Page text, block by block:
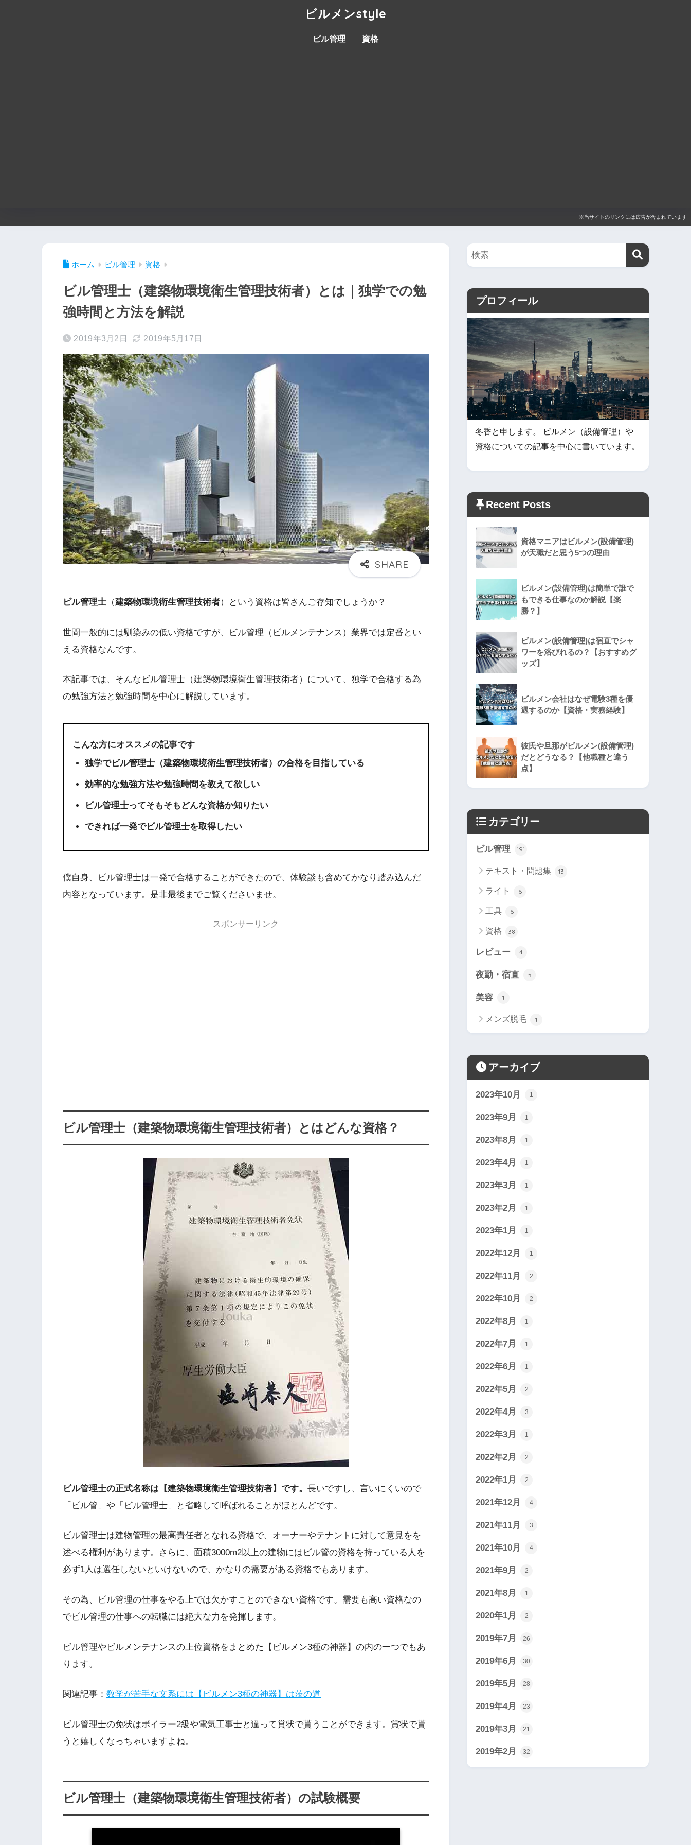
ビルメンstyle
ビル管理 資格
※当サイトのリンクには広告が含まれています
ホーム ビル管理 資格
ビル管理士（建築物環境衛生管理技術者）とは｜独学での勉
強時間と方法を解説
2019年3月2日 2019年5月17日
ビル管理士 （建築物環境衛生管理技術者）という資格は皆さんご存知でしょうか？
世間一般的には馴染みの低い資格ですが、ビル管理（ビルメンテナンス）業界では定番とい
える資格なんです。
本記事では、そんなビル管理士（建築物環境衛生管理技術者）について、独学で合格する為
の勉強方法と勉強時間を中心に解説しています。
こんな方にオススメの記事です
独学でビル管理士（建築物環境衛生管理技術者）の合格を目指している
効率的な勉強方法や勉強時間を教えて欲しい
ビル管理士ってそもそもどんな資格か知りたい
できれば一発でビル管理士を取得したい
僕自身、ビル管理士は一発で合格することができたので、体験談も含めてかなり踏み込んだ
内容となっています。是非最後までご覧くださいませ。
スポンサーリンク
ビル管理士（建築物環境衛生管理技術者）とはどんな資格？
ビル管理士の正式名称は【建築物環境衛生管理技術者】です。 長いですし、言いにくいので
「ビル管」や「ビル管理士」と省略して呼ばれることがほとんどです。
ビル管理士は建物管理の最高責任者となれる資格で、オーナーやテナントに対して意見をを
述べる権利があります。さらに、面積3000m2以上の建物にはビル管の資格を持っている人を
必ず1人は選任しないといけないので、かなりの需要がある資格でもあります。
その為、ビル管理の仕事をやる上では欠かすことのできない資格です。需要も高い資格なの
でビル管理の仕事への転職には絶大な力を発揮します。
ビル管理やビルメンテナンスの上位資格をまとめた【ビルメン3種の神器】の内の一つでもあ
ります。
関連記事： 数学が苦手な文系には【ビルメン3種の神器】は茨の道
ビル管理士の免状はボイラー2級や電気工事士と違って賞状で貰うことができます。賞状で貰
うと嬉しくなっちゃいますよね。
ビル管理士（建築物環境衛生管理技術者）の試験概要
プロフィール
冬香と申します。 ビルメン（設備管理）や
資格についての記事を中心に書いています。
Recent Posts
資格マニアはビルメン(設備管理)
が天職だと思う5つの理由
ビルメン(設備管理)は簡単で誰で
もできる仕事なのか解説【楽
勝？】
ビルメン(設備管理)は宿直でシャ
ワーを浴びれるの？【おすすめグ
ッズ】
ビルメン会社はなぜ電験3種を優
遇するのか【資格・実務経験】
彼氏や旦那がビルメン(設備管理)
だとどうなる？【他職種と違う
点】
カテゴリー
ビル管理 191
テキスト・問題集 13
ライト 6
工具 6
資格 38
レビュー 4
夜勤・宿直 5
美容 1
メンズ脱毛 1
アーカイブ
2023年10月 1
2023年9月 1
2023年8月 1
2023年4月 1
2023年3月 1
2023年2月 1
2023年1月 1
2022年12月 1
2022年11月 2
2022年10月 2
2022年8月 1
2022年7月 1
2022年6月 1
2022年5月 2
2022年4月 3
2022年3月 1
2022年2月 2
2022年1月 2
2021年12月 4
2021年11月 3
2021年10月 4
2021年9月 2
2021年8月 1
2020年1月 2
2019年7月 26
2019年6月 30
2019年5月 28
2019年4月 23
2019年3月 21
2019年2月 32